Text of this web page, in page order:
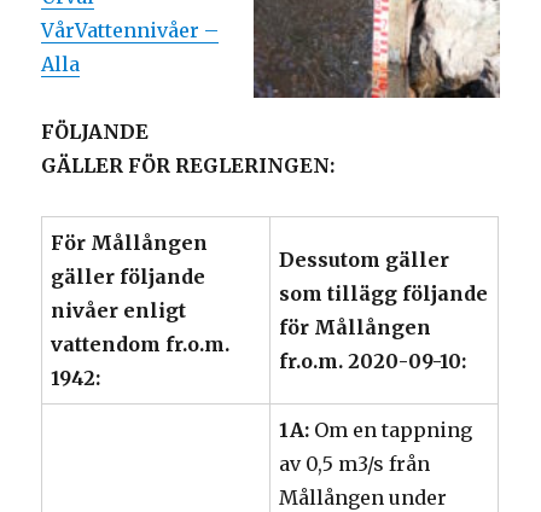
VårVattennivåer –
Alla
FÖLJANDE
GÄLLER FÖR REGLERINGEN:
För Mållången
gäller följande
nivåer enligt
vattendom fr.o.m.
1942:
Dessutom gäller
som tillägg följande
för Mållången
fr.o.m. 2020-09-10:
1A: Om en tappning
av 0,5 m3/s från
Mållången under